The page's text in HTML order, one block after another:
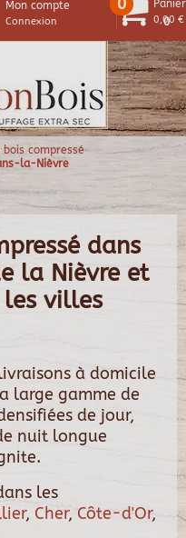
0
Mon compte
Connexion
0 Panier
0,00 €
compressé
la-Nièvre
dans
la Nièvre et
villes
à domicile
large gamme de
de jour,
nuit longue
les
, Cher, Côte-d'Or,